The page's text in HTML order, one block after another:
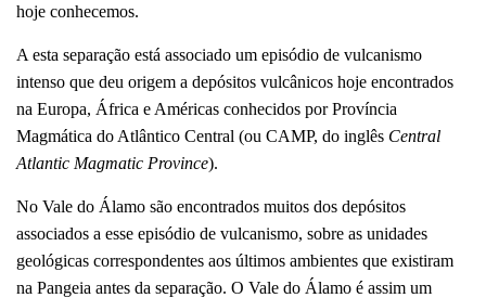
hoje conhecemos.
A esta separação está associado um episódio de vulcanismo
intenso que deu origem a depósitos vulcânicos hoje encontrados
na Europa, África e Américas conhecidos por Província
Magmática do Atlântico Central (ou CAMP, do inglês Central
Atlantic Magmatic Province).
No Vale do Álamo são encontrados muitos dos depósitos
associados a esse episódio de vulcanismo, sobre as unidades
geológicas correspondentes aos últimos ambientes que existiram
na Pangeia antes da separação. O Vale do Álamo é assim um